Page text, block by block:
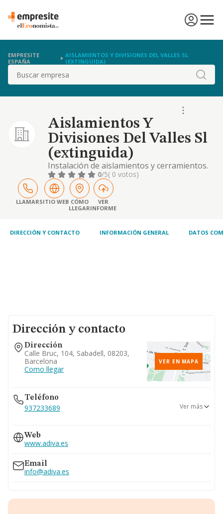
EMPRESITE
ESPAÑA
AISLAMIENTOS Y DIVISIONES DEL VALLES SL
(EXTINGUIDA)
Buscar
Aislamientos Y
Divisiones Del Valles Sl
(extinguida)
Instalación de aislamientos y cerramientos.
0/5( 0 votos)
LLAMARSITIO WEB CÓMO
LLEGAR
VER
INFORME
DIRECCIÓN Y CONTACTO INFORMACIÓN GENERAL DATOS
Dirección y contacto
Dirección
Calle Bruc, 104, Sabadell, 08203,
Barcelona
Como llegar
VER EN MAPA
Teléfono
937233689
937102889
Ver más
Web
www.adiva.es
Email
info@adiva.es